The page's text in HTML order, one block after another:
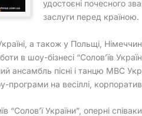
удостоєні почесного
заслуги перед країною.
а також у Польщі, Німеччині,
в шоу-бізнесі “Солов’їв
ансамбль пісні і танцю МВС
на весіллі,
“Солов’ї України”, оперні